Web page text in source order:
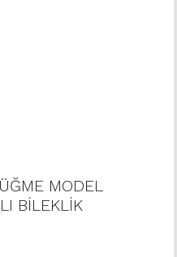
MODEL
BİLEKLİK